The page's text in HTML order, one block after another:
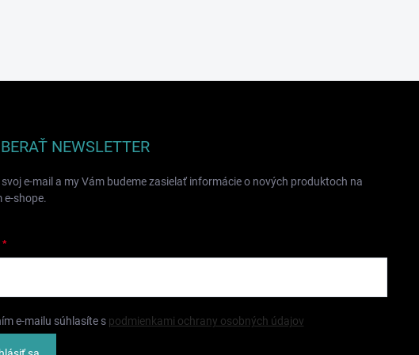
NEWSLETTER
e-mail a my Vám budeme zasielať informácie o nových produktoch na
e-shope.
e-mailu súhlasíte s podmienkami ochrany osobných údajov